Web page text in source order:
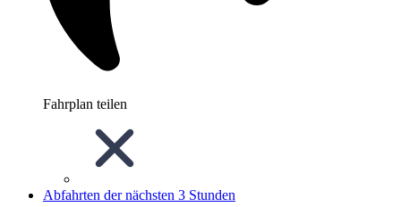
Fahrplan teilen
Abfahrten der nächsten 3 Stunden